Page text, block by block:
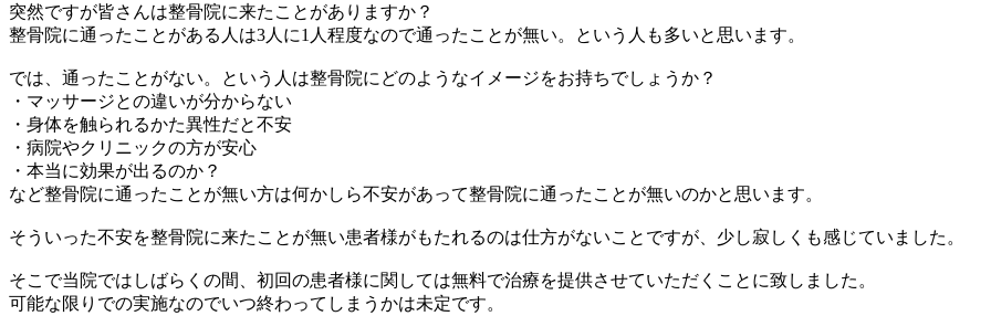
突然ですが皆さんは整骨院に来たことがありますか？
整骨院に通ったことがある人は3人に1人程度なので通ったことが無い。という人も多いと思います。
では、通ったことがない。という人は整骨院にどのようなイメージをお持ちでしょうか？
・マッサージとの違いが分からない
・身体を触られるかた異性だと不安
・病院やクリニックの方が安心
・本当に効果が出るのか？
など整骨院に通ったことが無い方は何かしら不安があって整骨院に通ったことが無いのかと思います。
そういった不安を整骨院に来たことが無い患者様がもたれるのは仕方がないことですが、少し寂しくも感じていました。
そこで当院ではしばらくの間、初回の患者様に関しては無料で治療を提供させていただくことに致しました。
可能な限りでの実施なのでいつ終わってしまうかは未定です。